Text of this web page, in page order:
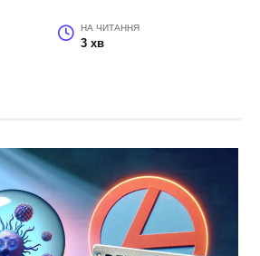
НА ЧИТАННЯ
3 хв